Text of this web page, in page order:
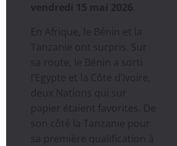
vendredi 15 mai 2026
En Afrique, le Bénin et la
Tanzanie ont surpris. Sur
sa route, le Bénin a sorti
l’Egypte et la Côte d’Ivoire,
deux Nations qui sur
papier étaient favorites. De
son côté la Tanzanie pour
sa première qualification à